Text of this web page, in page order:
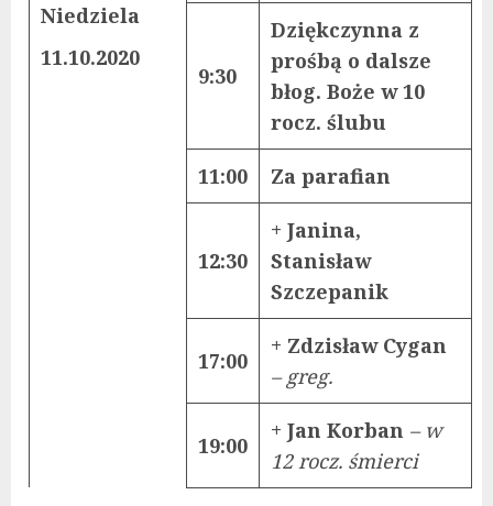
Niedziela
11.10.2020
9:30
Dziękczynna z
prośbą o dalsze
błog. Boże w 10
rocz. ślubu
11:00 Za parafian
12:30
+ Janina,
Stanisław
Szczepanik
17:00
+ Zdzisław Cygan
– greg.
19:00
+ Jan Korban – w
12 rocz. śmierci